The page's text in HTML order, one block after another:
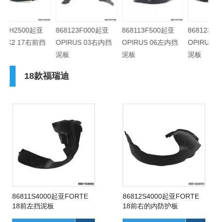
86812H2500起亚
NEW K2 17右前挡
868123F000起亚
OPIRUS 03右内挡
868113F500起亚
OPIRUS 06左内挡
18款福瑞迪
86811S4000起亚FORTE
18前左挡泥板
86812S4000起亚FORTE
18前右的内防护板